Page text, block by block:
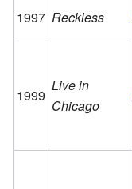
1997 Reckless
1999
Live in
Chicago